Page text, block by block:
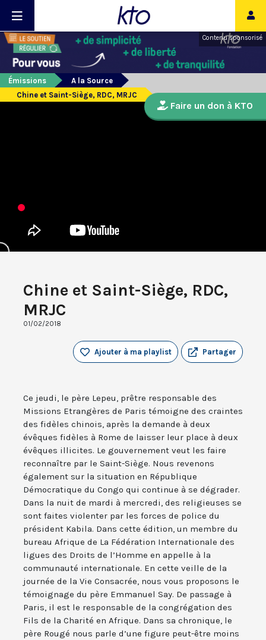
Contenu sponsorisé
Émissions
A la Source
Chine et Saint-Siège, RDC, MRJC
Chine et Saint-Siège, RDC,
MRJC
01/02/2018
Partager
Ajouter à ma playlist
Ce jeudi, le père Lepeu, prêtre responsable des
Missions Etrangères de Paris témoigne des craintes
des fidèles chinois, après la demande à deux
évêques fidèles à Rome de laisser leur place à deux
évêques illicites. Le gouvernement veut les faire
reconnaître par le Saint-Siège. Nous revenons
également sur la situation en République
Démocratique du Congo qui continue à se dégrader.
Dans la nuit de mardi à mercredi, des religieuses se
sont faites violenter par les forces de police du
président Kabila. Dans cette édition, un membre du
bureau Afrique de La Fédération Internationale des
ligues des Droits de l’Homme en appelle à la
communauté internationale. En cette veille de la
journée de la Vie Consacrée, nous vous proposons le
témoignage du père Emmanuel Say. De passage à
Paris, il est le responsable de la congrégation des
Fils de la Charité en Afrique. Dans sa chronique, le
père Rougé nous parle d’une figure peut-être moins
Faire un don à KTO